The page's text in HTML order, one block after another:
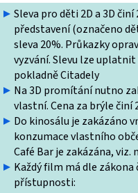
Sleva pro děti 2D a 3D
představení (označeno
sleva 20%. Průkazky
vyzvání. Slevu lze
pokladně Citadely
Na 3D promítání nutno
vlastní. Cena za brýle činí
Do kinosálu je zakázáno
konzumace vlastního
Café Bar je zakázána, viz.
Každý film má dle zákona
přístupnosti: